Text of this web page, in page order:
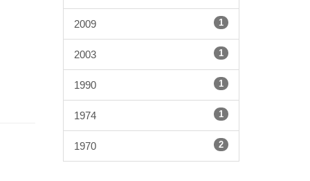
2009 1
2003 1
1990 1
1974 1
1970 2